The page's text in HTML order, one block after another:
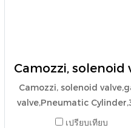
Camozzi, solenoid
valve,Pneumatic
015-02
เปรียบเทียบ